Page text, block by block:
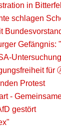
in
schlagen
für
Protest
-
gestört